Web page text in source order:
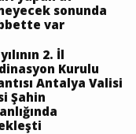
sonunda
var
2. İl
Kurulu
Antalya Valisi
Şahin